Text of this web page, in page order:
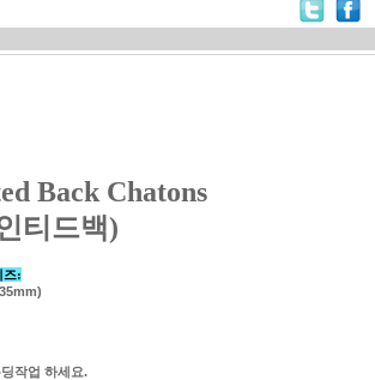
Back Chatons
티드백)
즈:
작업 하세요.